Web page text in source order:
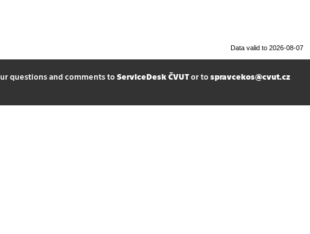
Data valid to 2026-08-07
questions and comments toServiceDesk ČVUTor tospravcekos@cvut.cz